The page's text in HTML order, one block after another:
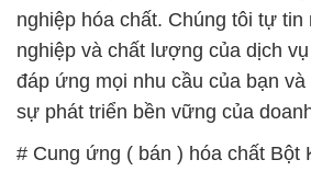
nghiệp hóa chất. Chúng tôi tự tin
nghiệp và chất lượng của dịch
đáp ứng mọi nhu cầu của bạn
sự phát triển bền vững của
# Cung ứng ( bán ) hóa chất Bột